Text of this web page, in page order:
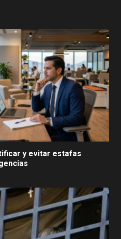
y evitar estafas